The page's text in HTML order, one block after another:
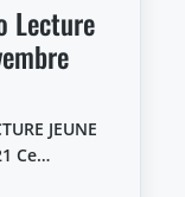
Lecture
JEUNE
Ce…